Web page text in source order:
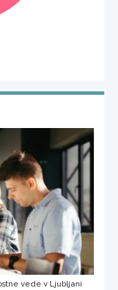
vede v Ljubljani